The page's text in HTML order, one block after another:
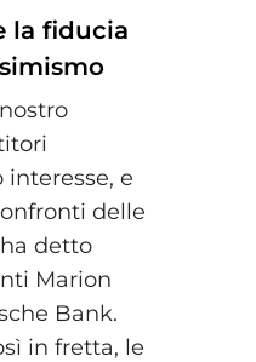
la fiducia
e
delle
detto
Marion
Bank.
in fretta, le